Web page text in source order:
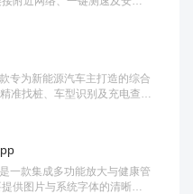
专为新能源汽车主打造的综合
准找桩、车型识别及充电查
一款集成多功能放大与健康管
供图片与系统字体的清晰放